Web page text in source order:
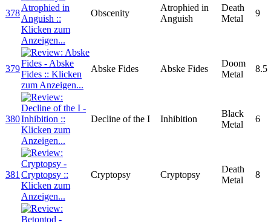
378 Obscenity
Atrophied in
Anguish
Death
Metal
9
379 Abske Fides Abske Fides
Doom
Metal
8.5
380 Decline of the I Inhibition
Black
Metal
6
381 Cryptopsy Cryptopsy
Death
Metal
8